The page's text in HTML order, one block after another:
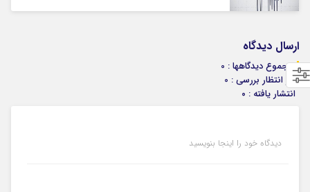
ارسال دیدگاه
مجموع دیدگاهها : 0
در انتظار بررسی : 0
انتشار یافته : ۰
دیدگاه خود را اینجا بنویسید